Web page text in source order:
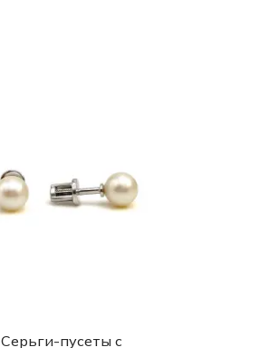
Серьги-пусеты с